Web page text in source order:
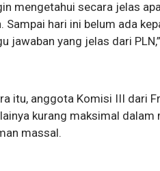
mengetahui secara jelas
Sampai hari ini belum ada
jawaban yang jelas dari
itu, anggota Komisi III dari
kurang maksimal
massal.